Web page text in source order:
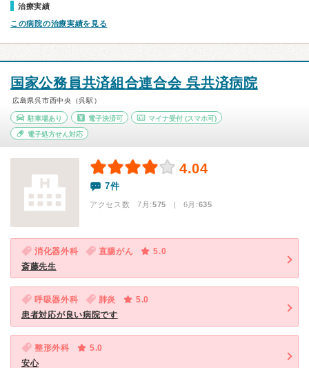
治療実績
この病院の治療実績を見る
国家公務員共済組合連合会 呉共済病院
広島県呉市西中央（呉駅）
駐車場あり 電子決済可 マイナ受付 (スマホ可)
電子処方せん対応
4.04
7件
アクセス数 7月:575 | 6月:635
消化器外科 直腸がん
5.0
斎藤先生
呼吸器外科 肺炎
5.0
患者対応が良い病院です
整形外科
5.0
安心